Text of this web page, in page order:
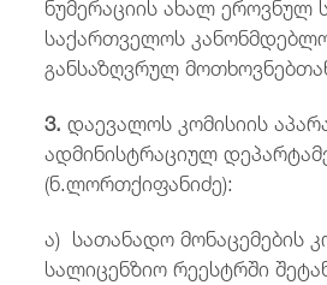
საქართველოს
განსაზღვრულ
3.დაევალოს კომისიის
ადმინისტრაციულ
(ნ.ლორთქიფანიძე):
ა) სათანადო მონაცემების
სალიცენზიო რეესტრში